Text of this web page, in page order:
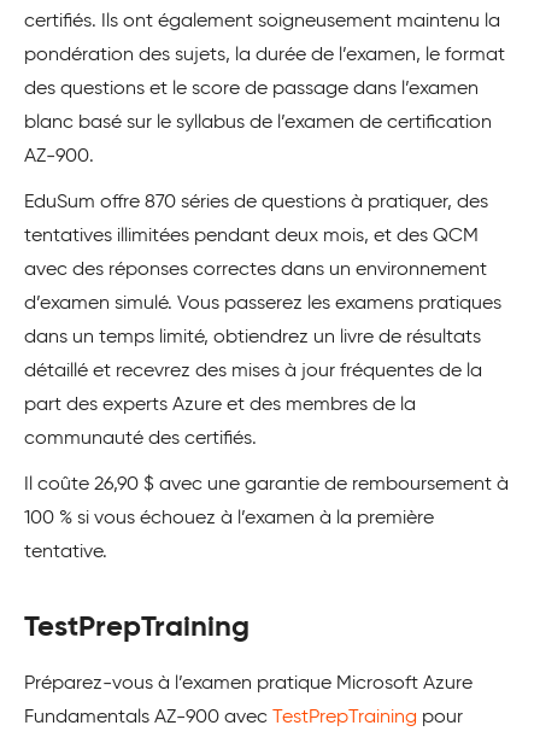
certifiés. Ils ont également soigneusement maintenu la
pondération des sujets, la durée de l’examen, le format
des questions et le score de passage dans l’examen
blanc basé sur le syllabus de l’examen de certification
AZ-900.
EduSum offre 870 séries de questions à pratiquer, des
tentatives illimitées pendant deux mois, et des QCM
avec des réponses correctes dans un environnement
d’examen simulé. Vous passerez les examens pratiques
dans un temps limité, obtiendrez un livre de résultats
détaillé et recevrez des mises à jour fréquentes de la
part des experts Azure et des membres de la
communauté des certifiés.
Il coûte 26,90 $ avec une garantie de remboursement à
100 % si vous échouez à l’examen à la première
tentative.
TestPrepTraining
Préparez-vous à l’examen pratique Microsoft Azure
Fundamentals AZ-900 avec TestPrepTraining pour